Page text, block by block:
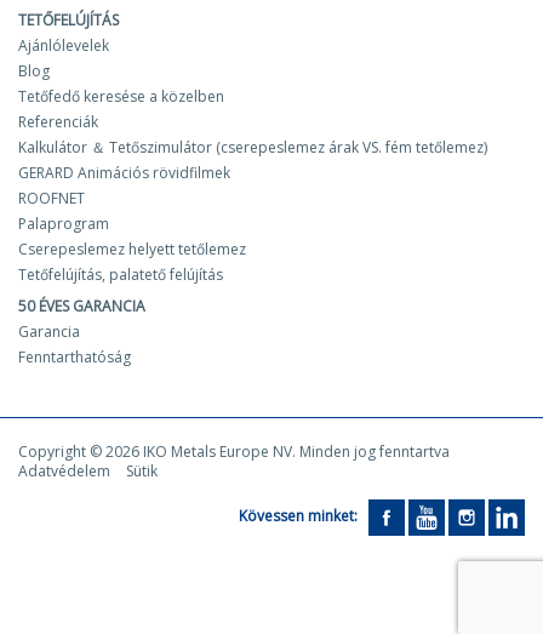
TETŐFELÚJÍTÁS
Ajánlólevelek
Blog
Tetőfedő keresése a közelben
Referenciák
Kalkulátor ＆ Tetőszimulátor (cserepeslemez árak VS. fém tetőlemez)
GERARD Animációs rövidfilmek
ROOFNET
Palaprogram
Cserepeslemez helyett tetőlemez
Tetőfelújítás, palatető felújítás
50 ÉVES GARANCIA
Garancia
Fenntarthatóság
Copyright © 2026 IKO Metals Europe NV. Minden jog fenntartva
Adatvédelem
Sütik
Kövessen minket: